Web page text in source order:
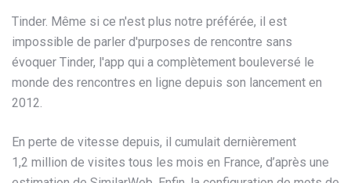
Tinder. Même si ce n'est plus notre préférée, il est
impossible de parler d'purposes de rencontre sans
évoquer Tinder, l'app qui a complètement bouleversé le
monde des rencontres en ligne depuis son lancement en
2012.
En perte de vitesse depuis, il cumulait dernièrement
1,2 million de visites tous les mois en France, d’après une